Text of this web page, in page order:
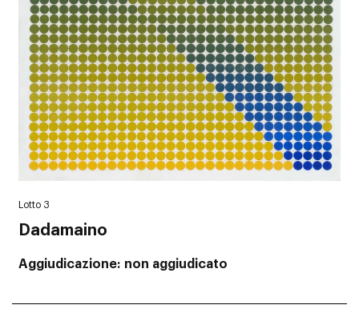
Lotto 3
Dadamaino
Aggiudicazione non aggiudicato